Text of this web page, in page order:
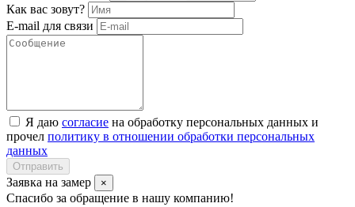
Как вас зовут?
E-mail для связи
Я даю согласие на обработку персональных данных и
прочел политику в отношении обработки персональных
данных
Отправить
Заявка на замер ×
Спасибо за обращение в нашу компанию!